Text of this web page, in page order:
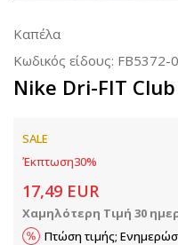
Καπέλα
Κωδικός είδους: FB5372-
Nike Dri-FIT Club
SALE
Έκπτωση30%
17,49 EUR
Χαμηλότερη Τιμή 30
Πτώση τιμής;